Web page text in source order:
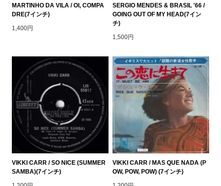
MARTINHO DA VILA / OI, COMPA
DRE(7インチ)
1,400円
SERGIO MENDES & BRASIL '66 /
GOING OUT OF MY HEAD(7イン
チ)
1,500円
VIKKI CARR / SO NICE (SUMMER
SAMBA)(7インチ)
VIKKI CARR / MAS QUE NADA (P
OW, POW, POW) (7インチ)